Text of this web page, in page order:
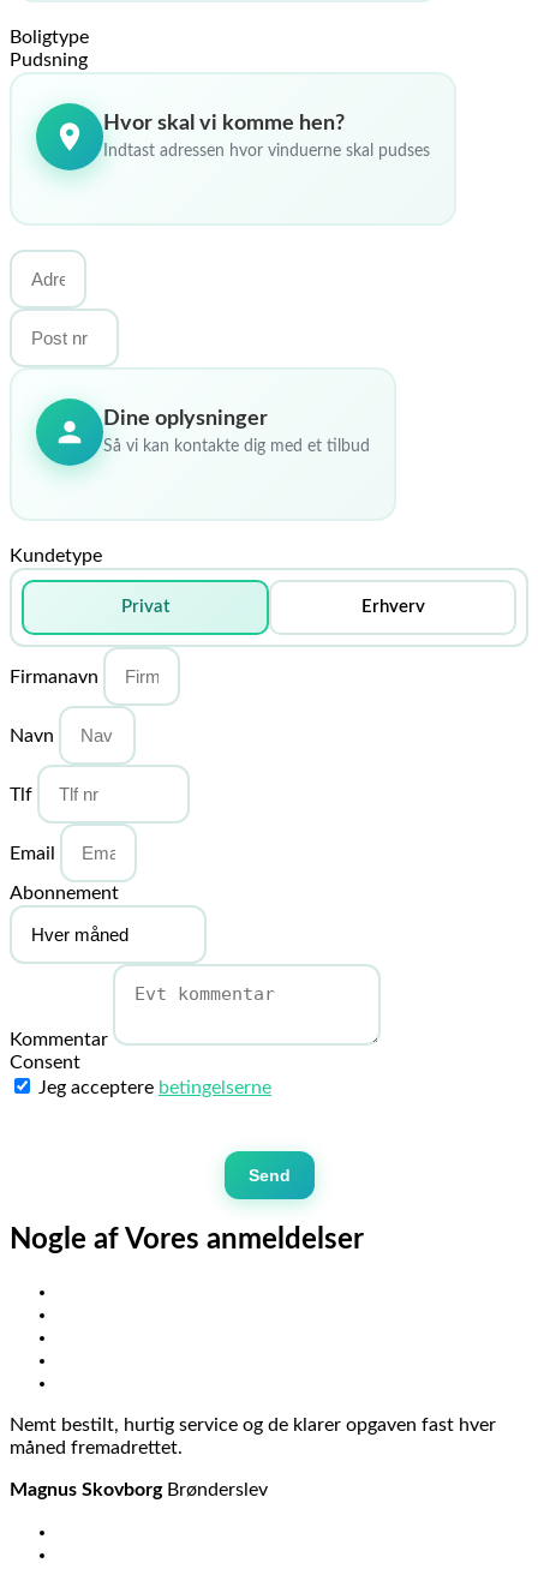
Boligtype
Pudsning
Hvor skal vi komme hen?
Indtast adressen hvor vinduerne skal pudses
Dine oplysninger
Så vi kan kontakte dig med et tilbud
Kundetype
Privat Erhverv
Firmanavn
Navn
Tlf
Email
Abonnement
Kommentar
Consent
Jeg acceptere betingelserne
Send
Nogle af Vores anmeldelser
Nemt bestilt, hurtig service og de klarer opgaven fast hver
måned fremadrettet.
Magnus Skovborg Brønderslev